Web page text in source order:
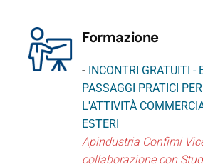
Formazione
- INCONTRI GRATUITI -
PASSAGGI PRATICI
L'ATTIVITÀ
ESTERI
Apindustria Confimi
collaborazione con